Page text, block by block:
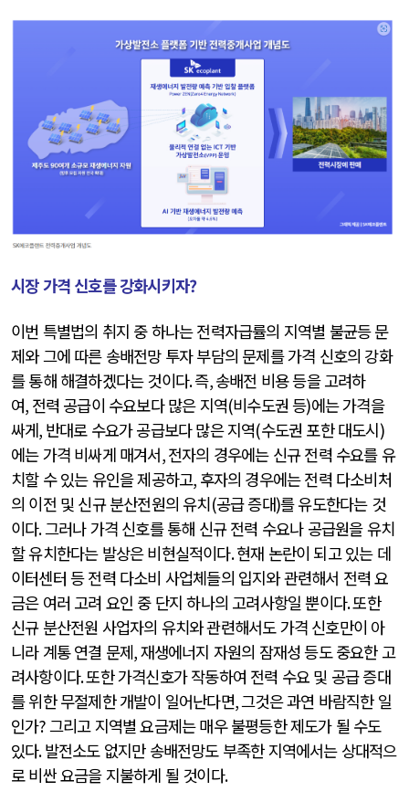
시장 가격 신호를 강화시키자?
이번 특별법의 취지 중 하나는 전력자급률의 지역별 불균등 문
제와 그에 따른 송배전망 투자 부담의 문제를 가격 신호의 강화
를 통해 해결하겠다는 것이다.즉,송배전 비용 등을 고려하
여, 전력 공급이 수요보다 많은 지역(비수도권 등)에는 가격을
싸게, 반대로 수요가 공급보다 많은 지역(수도권 포한 대도시)
에는 가격 비싸게 매겨서,전자의 경우에는 신규 전력 수요를 유
치할 수 있는 유인을 제공하고, 후자의 경우에는 전력 다소비처
의 이전 및 신규 분산전원의 유치(공급 증대)를 유도한다는 것
이다.그러나 가격 신호를 통해 신규 전력 수요나 공급원을 유치
할 유치한다는 발상은 비현실적이다.현재 논란이 되고 있는 데
이터센터 등 전력 다소비 사업체들의 입지와 관련해서 전력 요
금은 여러 고려 요인 중 단지 하나의 고려사항일 뿐이다.또한
신규 분산전원 사업자의 유치와 관련해서도 가격 신호만이 아
니라 계통 연결 문제,재생에너지 자원의 잠재성 등도 중요한 고
려사항이다.또한 가격신호가 작동하여 전력 수요 및 공급 증대
를 위한 무절제한 개발이 일어난다면,그것은 과연 바람직한 일
인가?그리고 지역별 요금제는 매우 불평등한 제도가 될 수도
있다.발전소도 없지만 송배전망도 부족한 지역에서는 상대적으
로 비싼 요금을 지불하게 될 것이다.